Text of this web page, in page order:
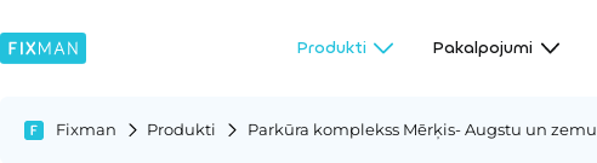
Produkti Pakalpojumi
Fixman Produkti Parkūra komplekss Mērķis- Augstu un zemu